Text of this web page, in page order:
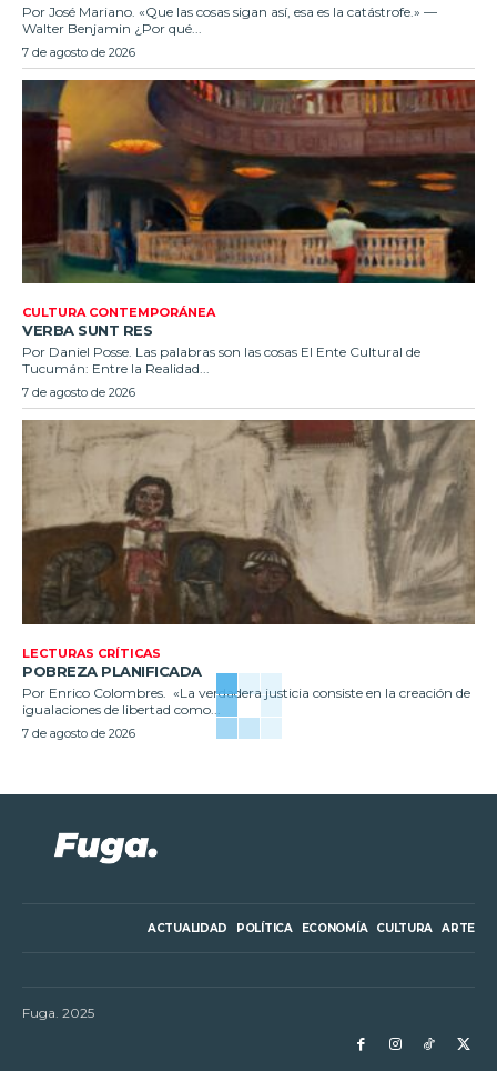
Por José Mariano. «Que las cosas sigan así, esa es la catástrofe.» —
Walter Benjamin ¿Por qué...
7 de agosto de 2026
CULTURA CONTEMPORÁNEA
VERBA SUNT RES
Por Daniel Posse. Las palabras son las cosas El Ente Cultural de
Tucumán: Entre la Realidad...
7 de agosto de 2026
LECTURAS CRÍTICAS
POBREZA PLANIFICADA
Por Enrico Colombres. «La verdadera justicia consiste en la creación de
igualaciones de libertad como...
7 de agosto de 2026
ACTUALIDAD POLÍTICA ECONOMÍA CULTURA ARTE
Fuga. 2025